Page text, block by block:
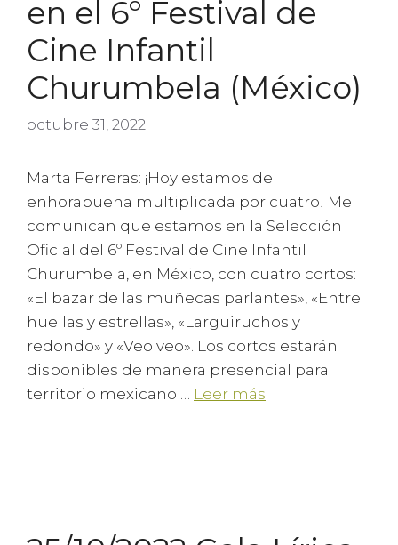
en el 6º Festival de
Cine Infantil
Churumbela (México)
octubre 31, 2022
Marta Ferreras: ¡Hoy estamos de
enhorabuena multiplicada por cuatro! Me
comunican que estamos en la Selección
Oficial del 6º Festival de Cine Infantil
Churumbela, en México, con cuatro cortos:
«El bazar de las muñecas parlantes», «Entre
huellas y estrellas», «Larguiruchos y
redondo» y «Veo veo». Los cortos estarán
disponibles de manera presencial para
territorio mexicano … Leer más